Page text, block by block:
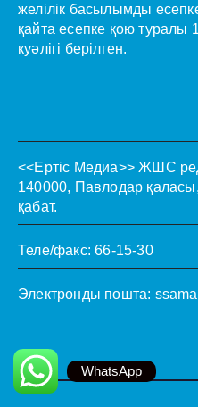
желілік басылымды
қайта есепке қою
куәлігі берілген.
<<Ертіс Медиа>> ЖШС
140000, Павлодар
қабат.
Теле/факс: 66-15-30
Электронды пошта:
WhatsApp